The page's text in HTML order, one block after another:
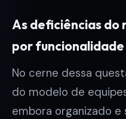
As deficiências do
por funcionalidade
No cerne dessa
do modelo de
embora organizado